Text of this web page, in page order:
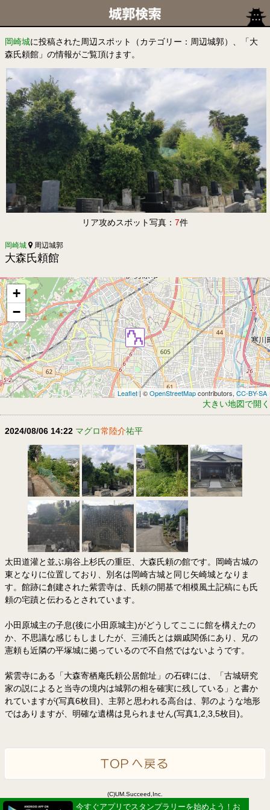
岡崎城に投稿された周辺スポット（カテゴリー：周辺城郭）、「大
森氏頼館」の情報がご覧頂けます。
リア攻めスポット写真： 7件
岡崎城 周辺城郭
大森氏頼館
+
−
Leaflet| ©OpenStreetMapcontributors, CC-BY-SA
大きい地図で開く
2024/08/06 14:22 マグロ常陸介祐平
太田道灌と並ぶ扇谷上杉氏の重臣、大森氏頼の館です。岡崎古城の
東となりに位置しており、別名は岡崎古城と同じ矢崎城となりま
す。館跡に創建された紫雲寺は、氏頼の開基で相模風土記稿にも氏
頼の宅蹟と伝わるとされています。
小田原城主の子息(後に小田原城主)がどうしてここに館を構えたの
か、不思議な感じもしましたが、三浦氏とは姻戚関係にあり、兄の
憲頼も近隣の平塚城に拠っているので不自然ではないようです。
紫雲寺にある「大森寄栖庵氏頼公居館址」の石碑には、「古城研究
家の説によると当寺の境内は城郭の相を確実に残している」と書か
れていますが(写真6枚目)、主郭と思われる高台は、郭のような地形
ではありますが、明確な遺構は見られません(写真1,2,3,5枚目)。
(C)UM.Succeed,Inc.
Powered by idea canvas
今すぐアプリでスタンプラリーを始めよう！お